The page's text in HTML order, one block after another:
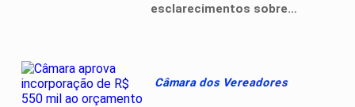
esclarecimentos sobre
Câmara dos Vereadores